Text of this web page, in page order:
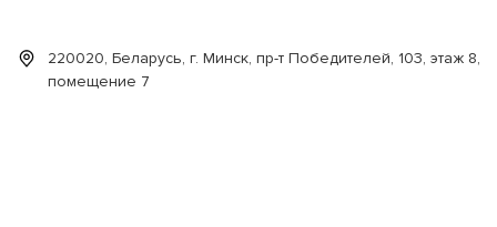
220020, Беларусь, г. Минск, пр-т Победителей, 103, этаж 8,
помещение 7